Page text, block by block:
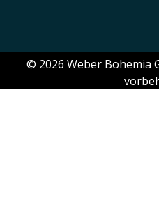
© 2026 Weber Bohemia